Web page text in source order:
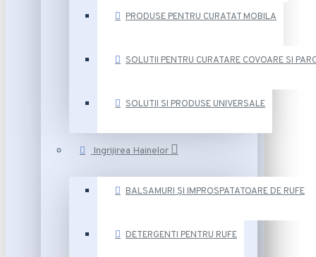
PRODUSE PENTRU CURATAT MOBILA
SOLUTII PENTRU CURATARE COVOARE SI
SOLUTII SI PRODUSE UNIVERSALE
Ingrijirea Hainelor
BALSAMURI ȘI IMPROSPATATOARE DE RUFE
DETERGENTI PENTRU RUFE